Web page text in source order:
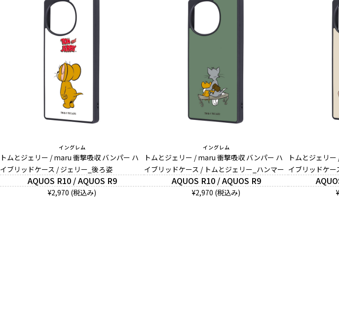
イングレム
トムとジェリー / maru 衝撃吸収 バンパー ハ
イブリッドケース / ジェリー_後ろ姿
AQUOS R10 / AQUOS R9
¥2,970 (税込み)
イングレム
トムとジェリー / maru 衝撃吸収 バンパー ハ
イブリッドケース / トムとジェリー_ハンマー
AQUOS R10 / AQUOS R9
¥2,970 (税込み)
トムとジェリ
イブリッドケ